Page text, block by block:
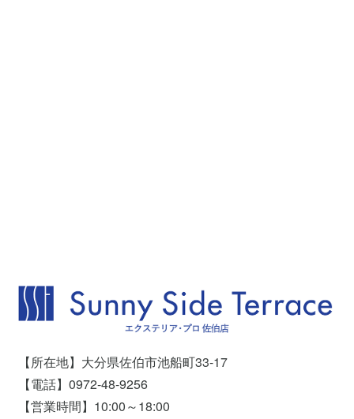
【所在地】大分県佐伯市池船町33-17
【電話】0972-48-9256
【営業時間】10:00～18:00